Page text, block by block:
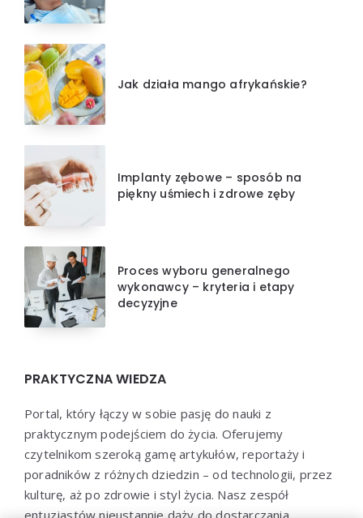
Jak działa mango afrykańskie?
Implanty zębowe – sposób na
piękny uśmiech i zdrowe zęby
Proces wyboru generalnego
wykonawcy – kryteria i etapy
decyzyjne
PRAKTYCZNA WIEDZA
Portal, który łączy w sobie pasję do nauki z
praktycznym podejściem do życia. Oferujemy
czytelnikom szeroką gamę artykułów, reportaży i
poradników z różnych dziedzin – od technologii, przez
kulturę, aż po zdrowie i styl życia. Nasz zespół
entuzjastów nieustannie dąży do dostarczania